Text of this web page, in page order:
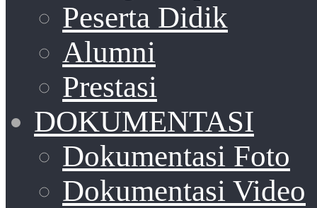
Peserta Didik
Alumni
Prestasi
DOKUMENTASI
Dokumentasi Foto
Dokumentasi Video